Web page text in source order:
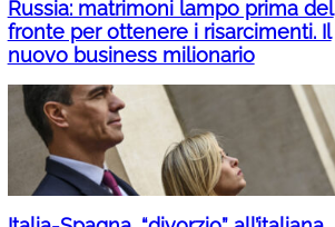
Russia: matrimoni lampo prima del
fronte per ottenere i risarcimenti. Il
nuovo business milionario